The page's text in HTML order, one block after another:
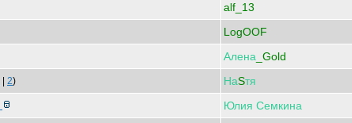
alf_13
LogOOF
Алена _Gold
2) НаSтя
Юлия Семкина